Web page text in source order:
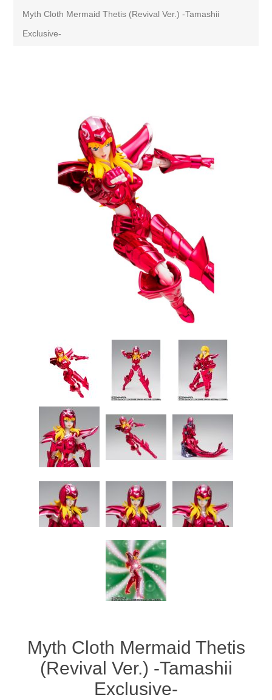
Myth Cloth Mermaid Thetis (Revival Ver.) -Tamashii
Exclusive-
Myth Cloth Mermaid Thetis
(Revival Ver.) -Tamashii
Exclusive-